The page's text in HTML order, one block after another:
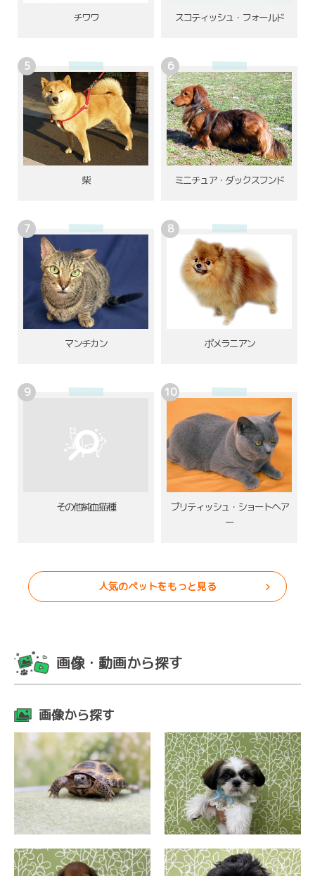
チワワ スコティッシュ・フォールド
柴 ミニチュア・ダックスフンド
マンチカン ポメラニアン
その他純血猫種
ブリティッシュ・ショートヘア
ー
人気のペットをもっと見る
画像・動画から探す
画像から探す